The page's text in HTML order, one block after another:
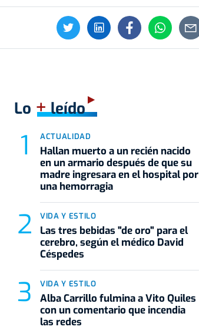
Lo +leído
ACTUALIDAD
Hallan muerto a un recién nacido
en un armario después de que su
madre ingresara en el hospital por
una hemorragia
VIDA Y ESTILO
Las tres bebidas "de oro" para el
cerebro, según el médico David
Céspedes
VIDA Y ESTILO
Alba Carrillo fulmina a Vito Quiles
con un comentario que incendia
las redes